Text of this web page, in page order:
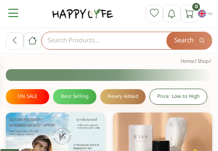
0
Search
Home Shop
ON SALE Best Selling Newly Added Price: Low to High